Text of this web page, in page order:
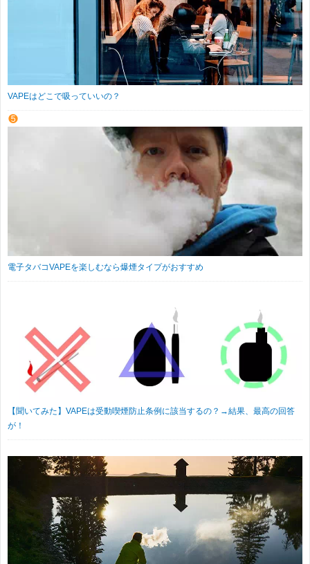
VAPEはどこで吸っていいの？
電子タバコVAPEを楽しむなら爆煙タイプがおすすめ
【聞いてみた】VAPEは受動喫煙防止条例に該当するの？→結果、最高の回答
が！